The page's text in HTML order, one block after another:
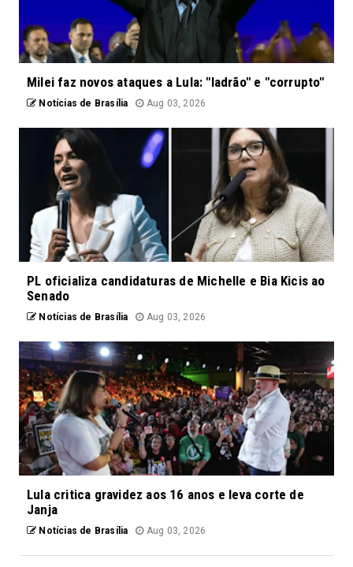
Milei faz novos ataques a Lula: "ladrão" e "corrupto"
Notícias de Brasília Aug 03, 2026
PL oficializa candidaturas de Michelle e Bia Kicis ao
Senado
Notícias de Brasília Aug 03, 2026
Lula critica gravidez aos 16 anos e leva corte de
Janja
Notícias de Brasília Aug 03, 2026